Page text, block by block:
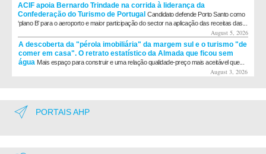
ACIF apoia Bernardo Trindade na corrida à liderança da
Confederação do Turismo de Portugal Candidato defende Porto Santo como
‘plano B’ para o aeroporto e maior participação do sector na aplicação das receitas das...
August 5, 2026
A descoberta da "pérola imobiliária" da margem sul e o turismo "de
comer em casa". O retrato estatístico da Almada que ficou sem
água Mais espaço para construir e uma relação qualidade-preço mais aceitável que...
August 3, 2026
PORTAIS AHP